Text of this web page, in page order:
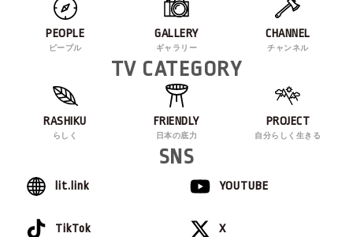
PEOPLE
ピープル
GALLERY
ギャラリー
CHANNEL
チャンネル
TV CATEGORY
RASHIKU
らしく
FRIENDLY
日本の底力
PROJECT
自分らしく生きる
SNS
lit.link YOUTUBE
TikTok X